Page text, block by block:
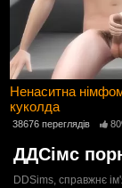
Ненаситна
куколда
38676 переглядів
ДДСімс
DDSims, справжнє